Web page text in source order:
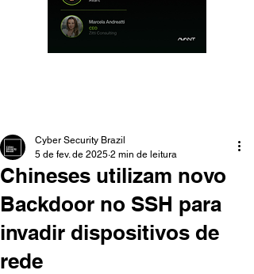
Chineses utilizam novo
Backdoor no SSH para
invadir dispositivos de
rede
Cyber Security Brazil
5 de fev. de 2025 2 min de leitura